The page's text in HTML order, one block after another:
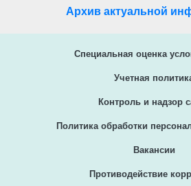
Архив актуальной
Специальная оценка
Учетная
Контроль и надзор
Политика обработки
Вакансии
Противодействие